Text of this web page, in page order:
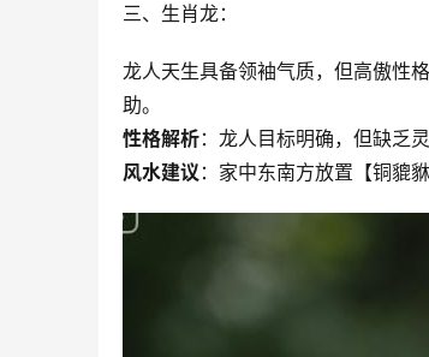
三、生肖龙：
龙人天生具备领袖气质，但高傲性
助。
性格解析：龙人目标明确，但缺乏
风水建议 ：家中东南方放置【铜貔